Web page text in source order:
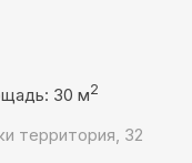
30 м2
территория, 32